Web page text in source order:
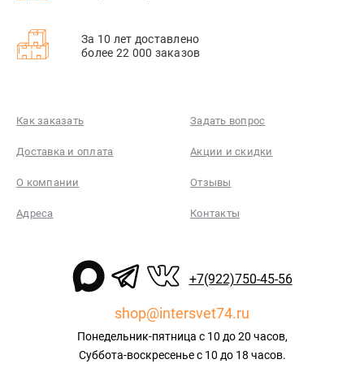
За 10 лет доставлено
более 22 000 заказов
Как заказать Задать вопрос
Доставка и оплата Акции и скидки
О компании Отзывы
Адреса Контакты
+7(922)750-45-56
shop@intersvet74.ru
Понедельник-пятница с 10 до 20 часов,
Суббота-воскресенье с 10 до 18 часов.